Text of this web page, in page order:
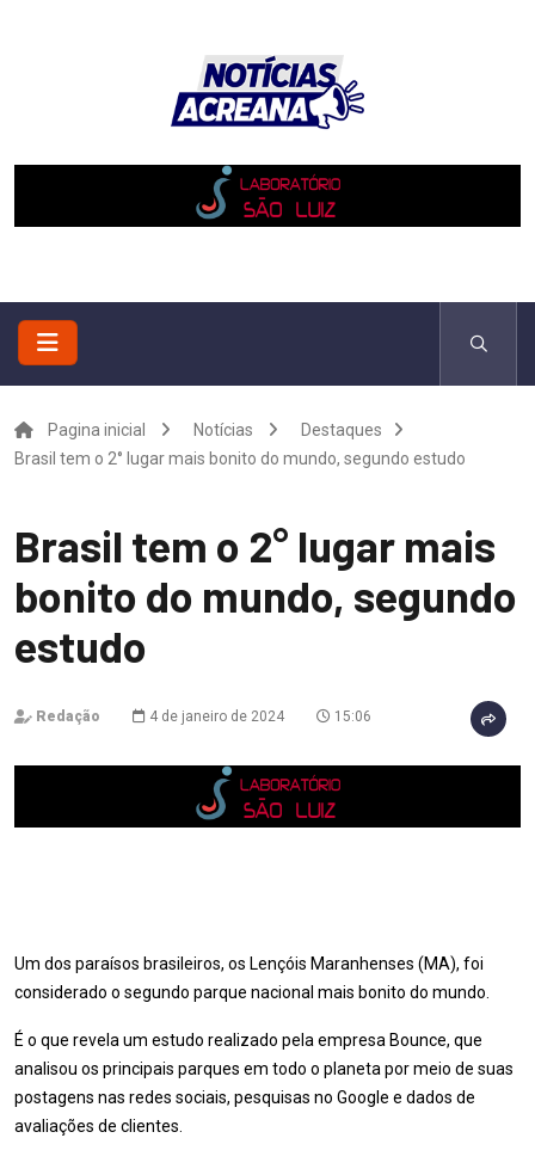
Pagina inicial Notícias
Destaques
Brasil tem o 2° lugar mais bonito do mundo, segundo estudo
Brasil tem o 2° lugar mais
bonito do mundo, segundo
estudo
Redação 4 de janeiro de 2024 15:06
Um dos paraísos brasileiros, os Lençóis Maranhenses (MA), foi
considerado o segundo parque nacional mais bonito do mundo.
É o que revela um estudo realizado pela empresa Bounce, que
analisou os principais parques em todo o planeta por meio de suas
postagens nas redes sociais, pesquisas no Google e dados de
avaliações de clientes.